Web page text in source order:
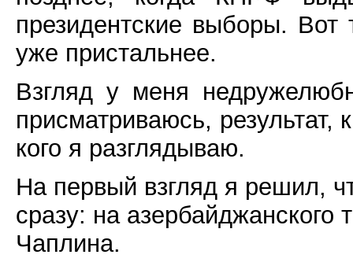
президентские выборы. Вот
уже пристальнее.
Взгляд у меня
присматриваюсь, результат,
кого я разглядываю.
На первый взгляд я решил,
сразу: на
Чаплина.